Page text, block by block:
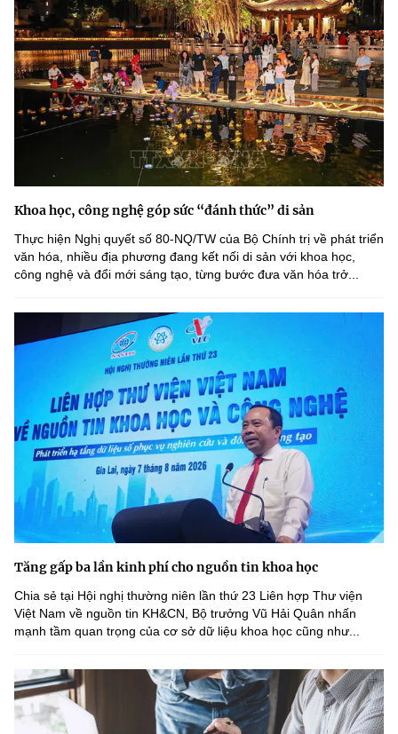
Khoa học, công nghệ góp sức “đánh thức” di sản
Thực hiện Nghị quyết số 80-NQ/TW của Bộ Chính trị về phát triển
văn hóa, nhiều địa phương đang kết nối di sản với khoa học,
công nghệ và đổi mới sáng tạo, từng bước đưa văn hóa trở...
Tăng gấp ba lần kinh phí cho nguồn tin khoa học
Chia sẻ tại Hội nghị thường niên lần thứ 23 Liên hợp Thư viện
Việt Nam về nguồn tin KH&CN, Bộ trưởng Vũ Hải Quân nhấn
mạnh tầm quan trọng của cơ sở dữ liệu khoa học cũng như...